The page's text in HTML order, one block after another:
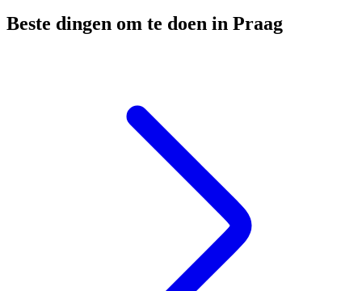
Beste dingen om te doen in Praag